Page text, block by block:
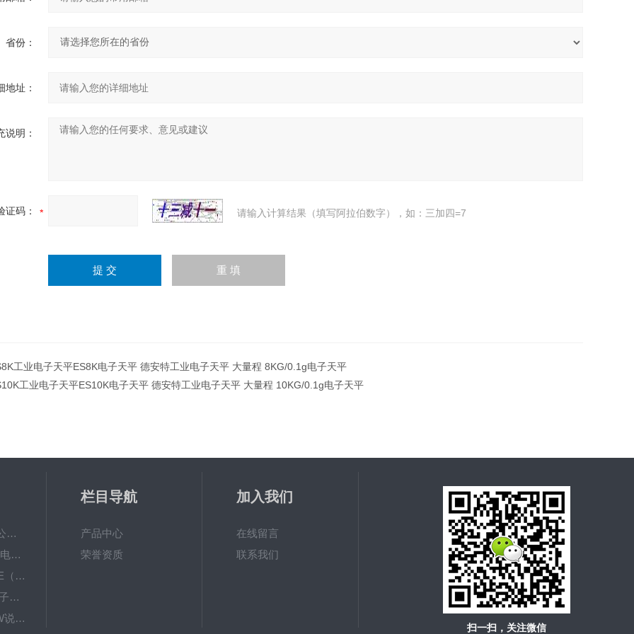
省份：
地址：
说明：
证码： 请输入计算结果（填写阿拉伯数字），如：三加四=7
工业电子天平ES8K电子天平 德安特工业电子天平 大量程 8KG/0.1g电子天平
工业电子天平ES10K电子天平 德安特工业电子天平 大量程 10KG/0.1g电子天平
常熟双杰电子有限公司双杰DT-1000电子天平带自动校准
ALH电子秤ACS-30电子桌秤 英展ALH-30计数秤.ALH电子称说明书 校正调式标定
钰恒JADEVERJWE（I）电子秤维修手册,杰特沃说明书,JWE（i）-30K电子桌秤
BH英展BH-300g电子天平
XK3150WXK3150W说明书 XK3150W电子台秤维修 英展XK3150W称重仪表
栏目导航
产品中心
荣誉资质
加入我们
在线留言
联系我们
扫一扫，关注微信